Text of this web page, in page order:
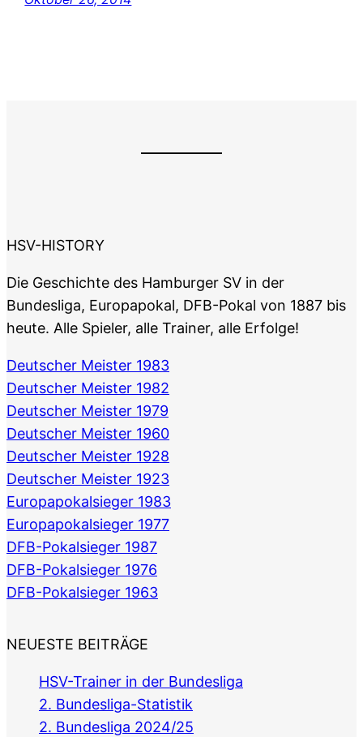
HSV-HISTORY
Die Geschichte des Hamburger SV in der
Bundesliga, Europapokal, DFB-Pokal von 1887 bis
heute. Alle Spieler, alle Trainer, alle Erfolge!
Deutscher Meister 1983
Deutscher Meister 1982
Deutscher Meister 1979
Deutscher Meister 1960
Deutscher Meister 1928
Deutscher Meister 1923
Europapokalsieger 1983
Europapokalsieger 1977
DFB-Pokalsieger 1987
DFB-Pokalsieger 1976
DFB-Pokalsieger 1963
NEUESTE BEITRÄGE
HSV-Trainer in der Bundesliga
2. Bundesliga-Statistik
2. Bundesliga 2024/25